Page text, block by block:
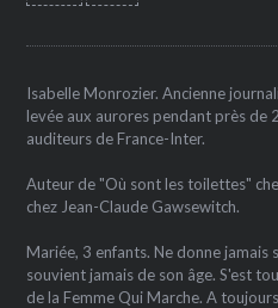
Isabelle Monrozier. Ancienne
levée aux aurores pendant près de
auditeurs de France-Inter.
Auteur de "Où sont les toilettes"
chez Jean-Claude Gawsewitch.
Mariée, 3 enfants. Ne donne jamais
souvient jamais de son âge. S'est
de la Femme Qui Marche. A